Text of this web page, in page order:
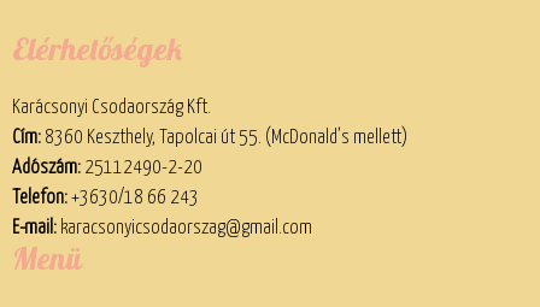
Elérhetőségek
Karácsonyi Csodaország Kft.
Cím:8360 Keszthely, Tapolcai út 55. (McDonald’s mellett)
Adószám:25112490-2-20
Telefon:+3630/18 66 243
E-mail: karacsonyicsodaorszag@gmail.com
Menü